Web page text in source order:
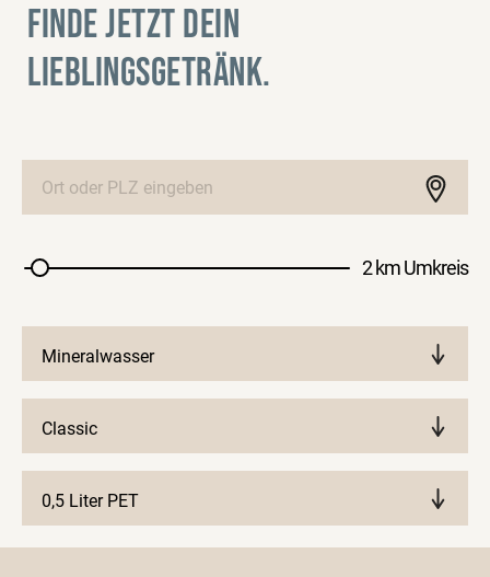
FINDE JETZT DEIN
LIEBLINGSGETRÄNK.
2 km Umkreis
Mineralwasser
Classic
0,5 Liter PET